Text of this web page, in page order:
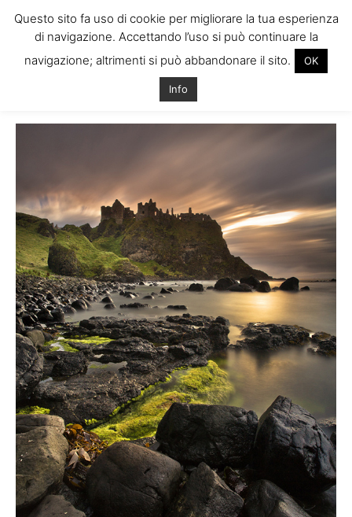
Tag: innamorato irlanda
Questo sito fa uso di cookie per migliorare la tua esperienza
di navigazione. Accettando l’uso si può continuare la
navigazione; altrimenti si può abbandonare il sito.
OK
Info